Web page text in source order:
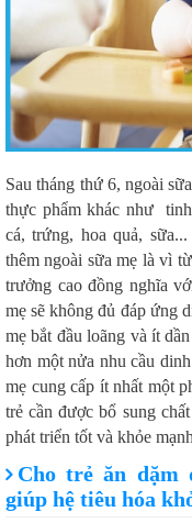
Sau tháng thứ 6, ngoài
thực phẩm khác như
cá, trứng, hoa quả,
thêm ngoài sữa mẹ là vì
trưởng cao đồng nghĩa
mẹ sẽ không đủ đáp ứng
mẹ bắt đầu loãng và ít
hơn một nửa nhu cầu
mẹ cung cấp ít nhất một
trẻ cần được bổ sung
phát triển tốt và khỏe
Cho trẻ ăn dặm
giúp hệ tiêu hóa